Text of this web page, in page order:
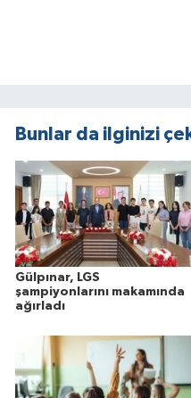
Bunlar da ilginizi
Gülpınar, LGS
şampiyonlarını makamında
ağırladı